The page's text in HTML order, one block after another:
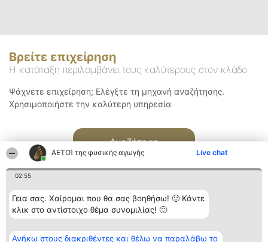
ΑΕΤΟΊ της φυσικής αγωγής Live chat
02:55
Γεια σας. Χαίρομαι που θα σας βοηθήσω! 🙂 Κάντε
κλικ στο αντίστοιχο θέμα συνομιλίας! 🙂
Ανήκω στους διακριθέντες και θέλω να παραλάβω το
Βρείτε επιχείρηση
Η κατάταξη περιλαμβάνει τους καλύτερους στον κλάδο
Ψάχνετε επιχείρηση; Ελέγξτε τη μηχανή αναζήτησης.
Χρησιμοποιήστε την καλύτερη υπηρεσία
Αναζήτηση
Διοργανωτής της
κατάταξης
Κατάταξη
Διακριθέντες
Επικοινωνία
Επικοινωνία